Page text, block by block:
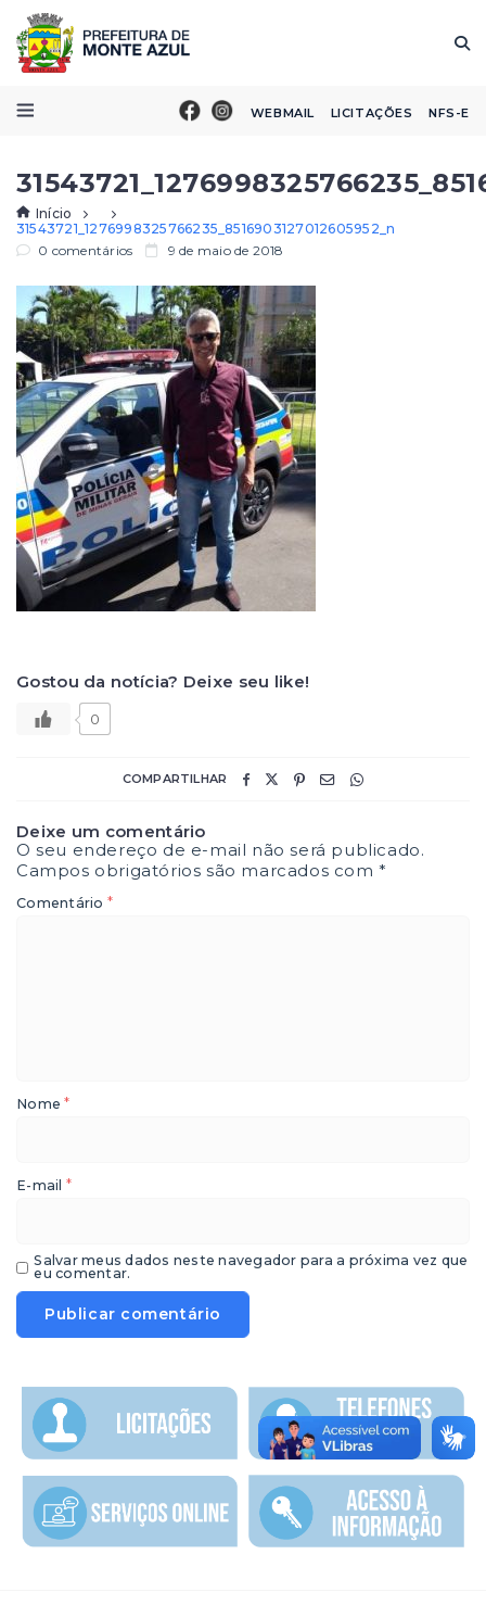
WEBMAIL LICITAÇÕES NFS-E
Início
31543721_1276998325766235_8516903127012605952_n
0 comentários
9 de maio de 2018
Gostou da notícia? Deixe seu like!
0
COMPARTILHAR
Deixe um comentário
O seu endereço de e-mail não será publicado.
Campos obrigatórios são marcados com*
Comentário *
Nome*
E-mail *
Salvar meus dados neste navegador para a próxima vez que
eu comentar.